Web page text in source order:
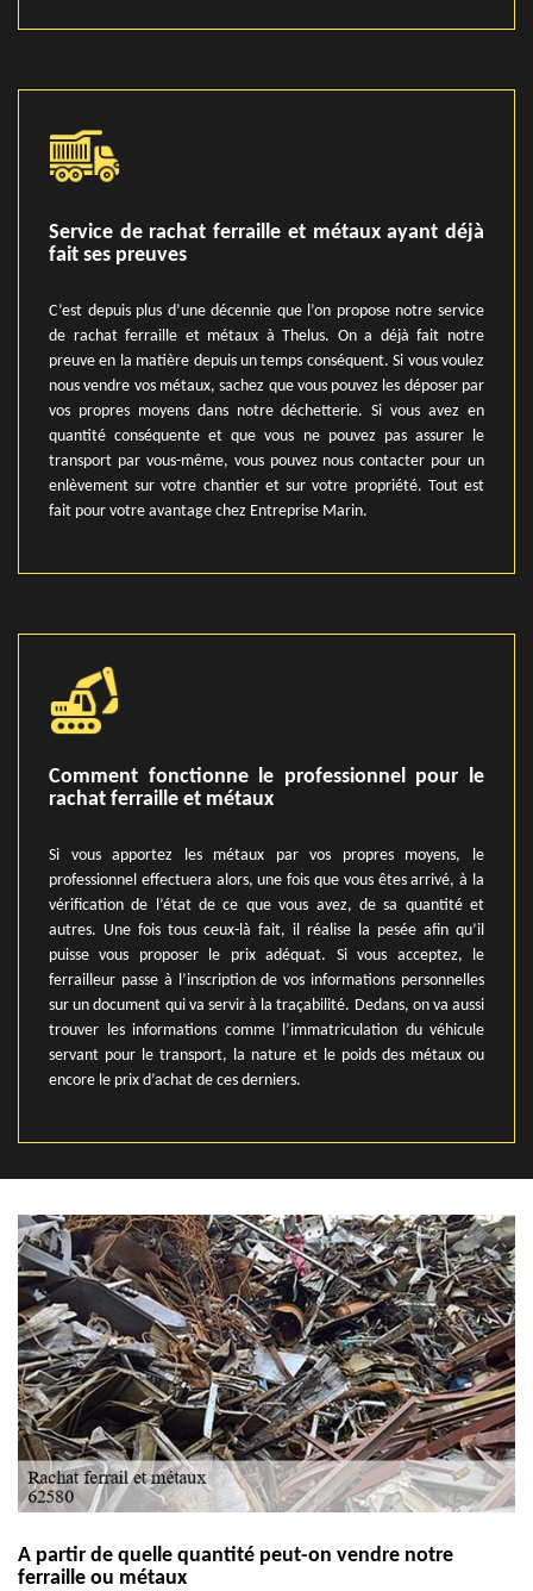
Service de rachat ferraille et métaux ayant déjà
fait ses preuves
C’est depuis plus d’une décennie que l’on propose notre service
de rachat ferraille et métaux à Thelus. On a déjà fait notre
preuve en la matière depuis un temps conséquent. Si vous voulez
nous vendre vos métaux, sachez que vous pouvez les déposer par
vos propres moyens dans notre déchetterie. Si vous avez en
quantité conséquente et que vous ne pouvez pas assurer le
transport par vous-même, vous pouvez nous contacter pour un
enlèvement sur votre chantier et sur votre propriété. Tout est
fait pour votre avantage chez Entreprise Marin.
Comment fonctionne le professionnel pour le
rachat ferraille et métaux
Si vous apportez les métaux par vos propres moyens, le
professionnel effectuera alors, une fois que vous êtes arrivé, à la
vérification de l’état de ce que vous avez, de sa quantité et
autres. Une fois tous ceux-là fait, il réalise la pesée afin qu’il
puisse vous proposer le prix adéquat. Si vous acceptez, le
ferrailleur passe à l’inscription de vos informations personnelles
sur un document qui va servir à la traçabilité. Dedans, on va aussi
trouver les informations comme l’immatriculation du véhicule
servant pour le transport, la nature et le poids des métaux ou
encore le prix d’achat de ces derniers.
A partir de quelle quantité peut-on vendre notre
ferraille ou métaux